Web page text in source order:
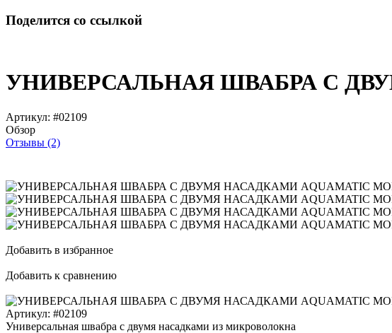
Поделится со ссылкой
УНИВЕРСАЛЬНАЯ ШВАБРА С
Артикул: #02109
Обзор
Отзывы (2)
Добавить в избранное
Добавить к сравнению
Артикул: #02109
Универсальная швабра с двумя насадками из микроволокна